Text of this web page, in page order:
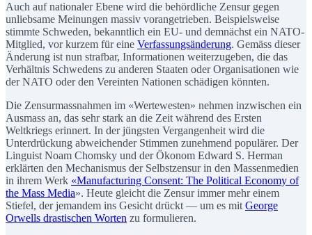
Auch auf nationaler Ebene wird die behördliche Zensur gegen
unliebsame Meinungen massiv vorangetrieben. Beispielsweise
stimmte Schweden, bekanntlich ein EU- und demnächst ein NATO-
Mitglied, vor kurzem für eine Verfassungsänderung. Gemäss dieser
Änderung ist nun strafbar, Informationen weiterzugeben, die das
Verhältnis Schwedens zu anderen Staaten oder Organisationen wie
der NATO oder den Vereinten Nationen schädigen könnten.
Die Zensurmassnahmen im «Wertewesten» nehmen inzwischen ein
Ausmass an, das sehr stark an die Zeit während des Ersten
Weltkriegs erinnert. In der jüngsten Vergangenheit wird die
Unterdrückung abweichender Stimmen zunehmend populärer. Der
Linguist Noam Chomsky und der Ökonom Edward S. Herman
erklärten den Mechanismus der Selbstzensur in den Massenmedien
in ihrem Werk «Manufacturing Consent: The Political Economy of
the Mass Media». Heute gleicht die Zensur immer mehr einem
Stiefel, der jemandem ins Gesicht drückt — um es mit George
Orwells drastischen Worten zu formulieren.